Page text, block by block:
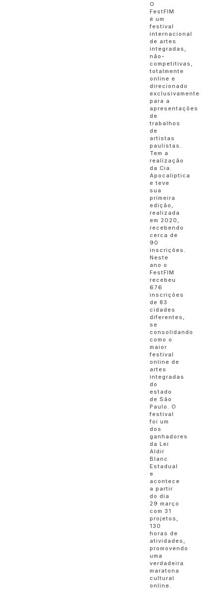
O
FestFIM
é um
festival
internacional
de artes
integradas,
não-
competitivas,
totalmente
online e
direcionado
exclusivamente
para a
apresentações
de
trabalhos
de
artistas
paulistas.
Tem a
realização
da Cia.
Apocalíptica
e teve
sua
primeira
edição,
realizada
em 2020,
recebendo
cerca de
90
inscrições.
Neste
ano o
FestFIM
recebeu
676
inscrições
de 83
cidades
diferentes,
se
consolidando
como o
maior
festival
online de
artes
integradas
do
estado
de São
Paulo. O
festival
foi um
dos
ganhadores
da Lei
Aldir
Blanc
Estadual
e
acontece
a partir
do dia
29 março
com 31
projetos,
130
horas de
atividades,
promovendo
uma
verdadeira
maratona
cultural
online.